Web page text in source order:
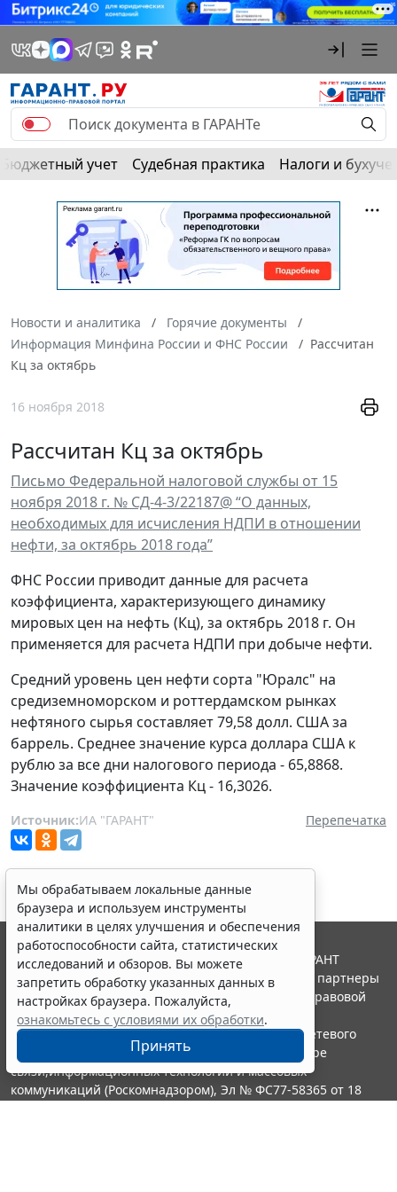
Бюджетный учет Судебная практика Налоги и
Новости и аналитика
Горячие документы
Информация Минфина России и ФНС России
Рассчитан
Кц за октябрь
16 ноября 2018
Рассчитан Кц за октябрь
Письмо Федеральной налоговой службы от 15
ноября 2018 г. № СД-4-3/22187@ “О данных,
необходимых для исчисления НДПИ в отношении
нефти, за октябрь 2018 года”
ФНС России приводит данные для расчета
коэффициента, характеризующего динамику
мировых цен на нефть (Кц), за октябрь 2018 г. Он
применяется для расчета НДПИ при добыче нефти.
Средний уровень цен нефти сорта "Юралс" на
средиземноморском и роттердамском рынках
нефтяного сырья составляет 79,58 долл. США за
баррель. Среднее значение курса доллара США к
рублю за все дни налогового периода - 65,8868.
Значение коэффициента Кц - 16,3026.
Источник:ИА "ГАРАНТ" Перепечатка
Мы обрабатываем локальные данные
браузера и используем инструменты
аналитики в целях улучшения и обеспечения
работоспособности сайта, статистических
исследований и обзоров. Вы можете
запретить обработку указанных данных в
настройках браузера. Пожалуйста,
ознакомьтесь с условиями их обработки.
Принять
© ООО "НПП "ГАРАНТ-СЕРВИС", 2026. Система ГАРАНТ
выпускается с 1990 года. Компания "Гарант" и ее партнеры
являются участниками Российской ассоциации правовой
информации ГАРАНТ.
Портал ГАРАНТ.РУ зарегистрирован в качестве сетевого
издания Федеральной службой по надзору в сфере
связи,информационных технологий и массовых
коммуникаций (Роскомнадзором), Эл № ФС77-58365 от 18